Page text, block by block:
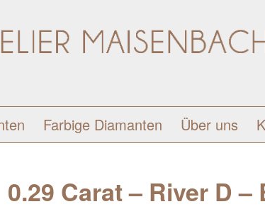
Farbige Diamanten Über uns
0.29 Carat – River D –